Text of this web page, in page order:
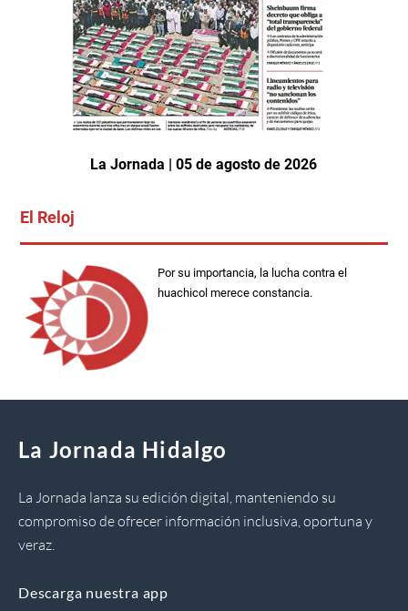
La Jornada | 05 de agosto de 2026
El Reloj
Por su importancia, la lucha contra el
huachicol merece constancia.
La Jornada Hidalgo
La Jornada lanza su edición digital, manteniendo su
compromiso de ofrecer información inclusiva, oportuna y
veraz.
Descarga nuestra app